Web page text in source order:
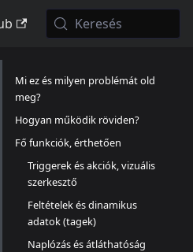
Keresés
Mi ez és milyen problémát old
meg?
Hogyan működik röviden?
Fő funkciók, érthetően
Triggerek és akciók, vizuális
szerkesztő
Feltételek és dinamikus
adatok (tagek)
Naplózás és átláthatóság